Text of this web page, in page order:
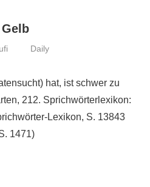
Daily
hat, ist schwer zu
212. Sprichwörterlexikon:
Lexikon, S. 13843
1471)